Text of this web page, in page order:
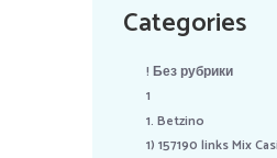
Categories
! Без рубрики
1
1. Betzino
1) 157190 links Mix